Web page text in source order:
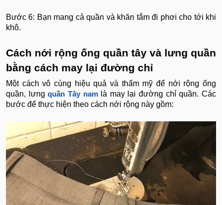
Bước 6: Bạn mang cả quần và khăn tắm đi phơi cho tới khi
khô.
Cách nới rộng ống quần tây và lưng quần
bằng cách may lại đường chỉ
Một cách vô cùng hiệu quả và thẩm mỹ để nới rộng ống
quần, lưng quần Tây namlà may lại đường chỉ quần. Các
bước để thực hiện theo cách nới rộng này gồm: